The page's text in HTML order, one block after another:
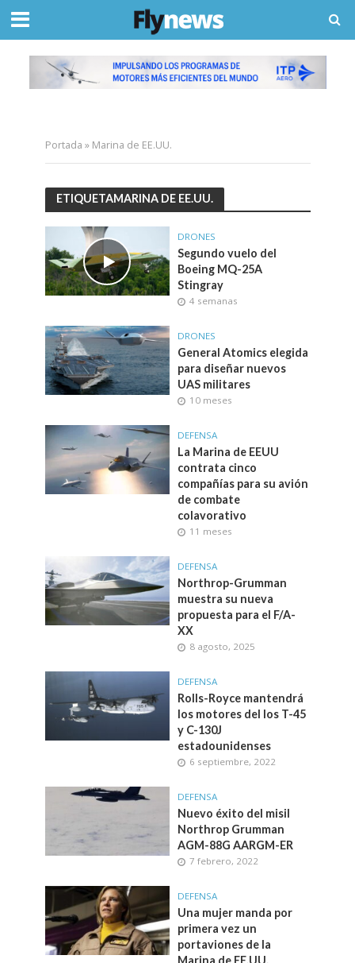
Portada » Marina de EE.UU.
ETIQUETAMARINA DE EE.UU.
DRONES
Segundo vuelo del
Boeing MQ-25A
Stingray
4 semanas
DRONES
General Atomics elegida
para diseñar nuevos
UAS militares
10 meses
DEFENSA
La Marina de EEUU
contrata cinco
compañías para su avión
de combate
colavorativo
11 meses
DEFENSA
Northrop-Grumman
muestra su nueva
propuesta para el F/A-
XX
8 agosto, 2025
DEFENSA
Rolls-Royce mantendrá
los motores del los T-45
y C-130J
estadounidenses
6 septiembre, 2022
DEFENSA
Nuevo éxito del misil
Northrop Grumman
AGM-88G AARGM-ER
7 febrero, 2022
DEFENSA
Una mujer manda por
primera vez un
portaviones de la
Marina de EE.UU.